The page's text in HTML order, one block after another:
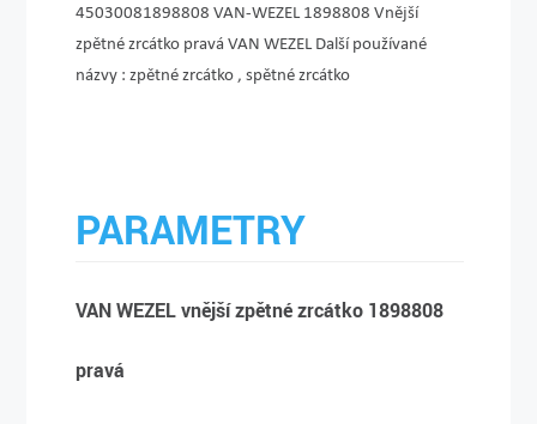
45030081898808 VAN-WEZEL 1898808 Vnější
zpětné zrcátko pravá VAN WEZEL Další používané
názvy : zpětné zrcátko , spětné zrcátko
PARAMETRY
VAN WEZEL vnější zpětné zrcátko 1898808
pravá